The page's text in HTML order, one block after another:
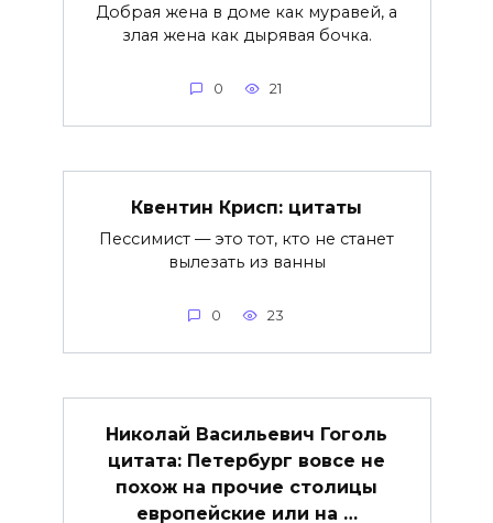
Добрая жена в доме как муравей, а
злая жена как дырявая бочка.
0 21
Квентин Крисп: цитаты
Пессимист — это тот, кто не станет
вылезать из ванны
0 23
Николай Васильевич Гоголь
цитата: Петербург вовсе не
похож на прочие столицы
европейские или на …